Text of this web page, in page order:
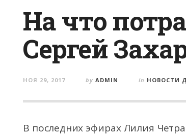
На что
Сергей
НОЯ 29, 2017 by ADMIN in НОВОСТИ
В последних эфирах Лилия